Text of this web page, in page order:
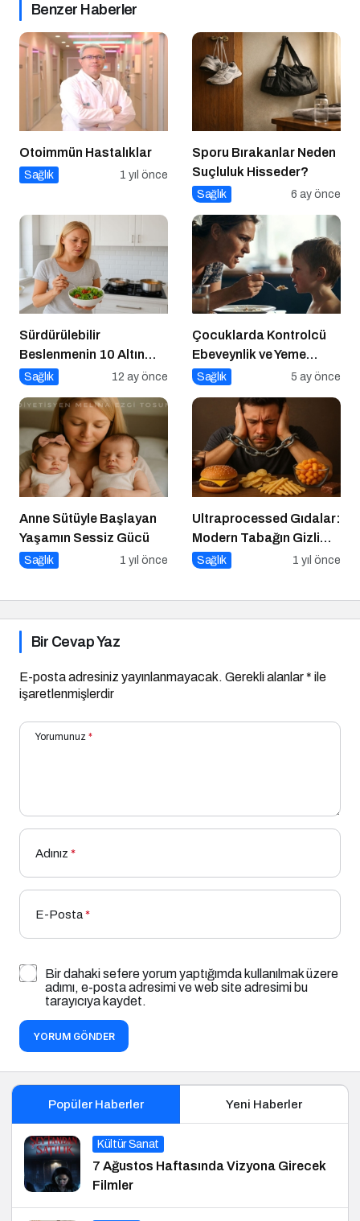
Benzer Haberler
Otoimmün Hastalıklar
Sağlık 1 yıl önce
Sporu Bırakanlar Neden
Suçluluk Hisseder?
Sağlık 6 ay önce
Sürdürülebilir
Beslenmenin 10 Altın
Kuralı
Sağlık 12 ay önce
Çocuklarda Kontrolcü
Ebeveynlik ve Yeme
Direnci
Sağlık 5 ay önce
Anne Sütüyle Başlayan
Yaşamın Sessiz Gücü
Sağlık 1 yıl önce
Ultraprocessed Gıdalar:
Modern Tabağın Gizli
Psikobiyolojisi
Sağlık 1 yıl önce
Bir Cevap Yaz
E-posta adresiniz yayınlanmayacak. Gerekli alanlar* ile
işaretlenmişlerdir
Yorumunuz *
Adınız *
E-Posta*
Bir dahaki sefere yorum yaptığımda kullanılmak üzere
adımı, e-posta adresimi ve web site adresimi bu
tarayıcıya kaydet.
YORUM GÖNDER
Popüler Haberler Yeni Haberler
Kültür Sanat
7 Ağustos Haftasında Vizyona Girecek
Filmler